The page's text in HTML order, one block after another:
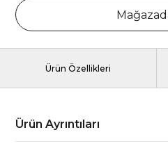
Ürün Özellikleri
Ürün Ayrıntıları